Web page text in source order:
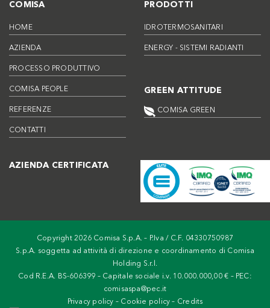
COMISA
HOME
AZIENDA
PROCESSO PRODUTTIVO
COMISA PEOPLE
REFERENZE
CONTATTI
PRODOTTI
IDROTERMOSANITARI
ENERGY - SISTEMI RADIANTI
GREEN ATTITUDE
COMISA GREEN
AZIENDA CERTIFICATA
Copyright 2026 Comisa S.p.A. – P.Iva / C.F. 04330750987
S.p.A. soggetta ad attività di direzione e coordinamento di Comisa
Holding S.r.l.
Cod R.E.A. BS-606399 – Capitale sociale i.v. 10.000.000,00 € – PEC:
comisaspa@pec.it
Privacy policy – Cookie policy – Credits